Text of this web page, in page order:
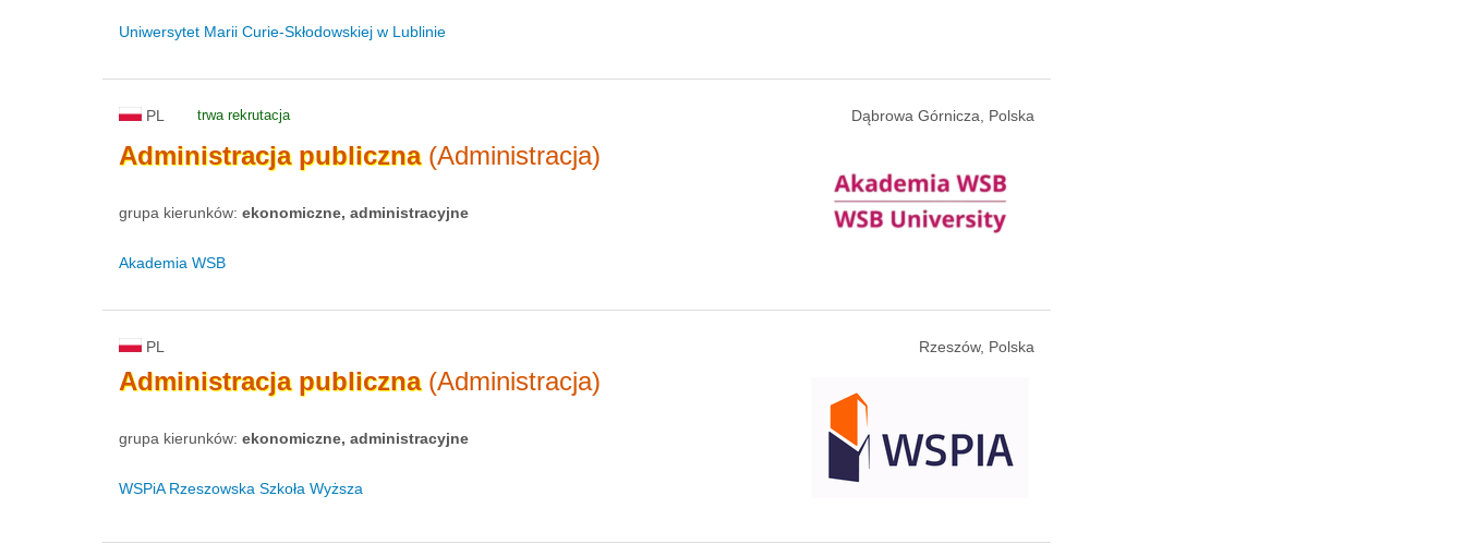
Uniwersytet Marii Curie-Skłodowskiej w Lublinie
PL trwa rekrutacja Dąbrowa Górnicza, Polska
Administracja publiczna(Administracja)
grupa kierunków: ekonomiczne, administracyjne
Akademia WSB
PL Rzeszów, Polska
Administracja publiczna(Administracja)
grupa kierunków: ekonomiczne, administracyjne
WSPiA Rzeszowska Szkoła Wyższa